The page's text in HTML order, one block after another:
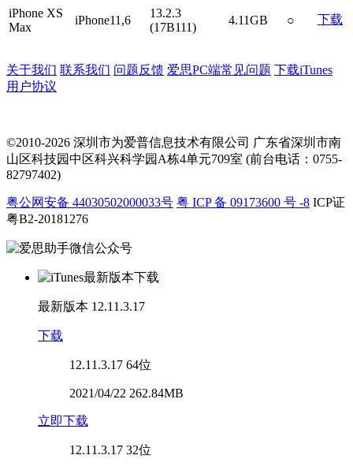
iPhone XS
Max
iPhone11,6
13.2.3
(17B111)
4.11GB ○ 下载
关于我们 联系我们 问题反馈 爱思PC端常见问题 下载iTunes
用户协议
©2010-2026 深圳市为爱普信息技术有限公司 广东省深圳市南
山区科技园中区科兴科学园A栋4单元709室 (前台电话：0755-
82797402)
粤公网安备 44030502000033号 粤 ICP 备 09173600 号 -8 ICP证
粤B2-20181276
最新版本 12.11.3.17
下载
12.11.3.17 64位
2021/04/22 262.84MB
立即下载
12.11.3.17 32位